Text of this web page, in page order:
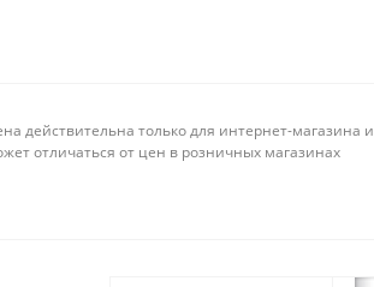
действительна только для интернет-магазина и
отличаться от цен в розничных магазинах